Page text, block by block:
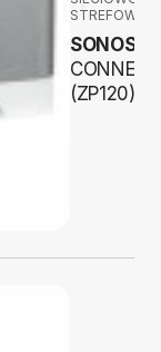
STREFOWE
SONOS
(ZP120)